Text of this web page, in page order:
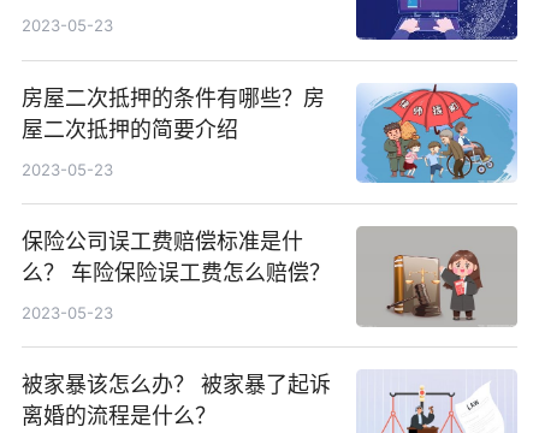
2023-05-23
房屋二次抵押的条件有哪些？房
屋二次抵押的简要介绍
2023-05-23
保险公司误工费赔偿标准是什
么？ 车险保险误工费怎么赔偿？
2023-05-23
被家暴该怎么办？ 被家暴了起诉
离婚的流程是什么？